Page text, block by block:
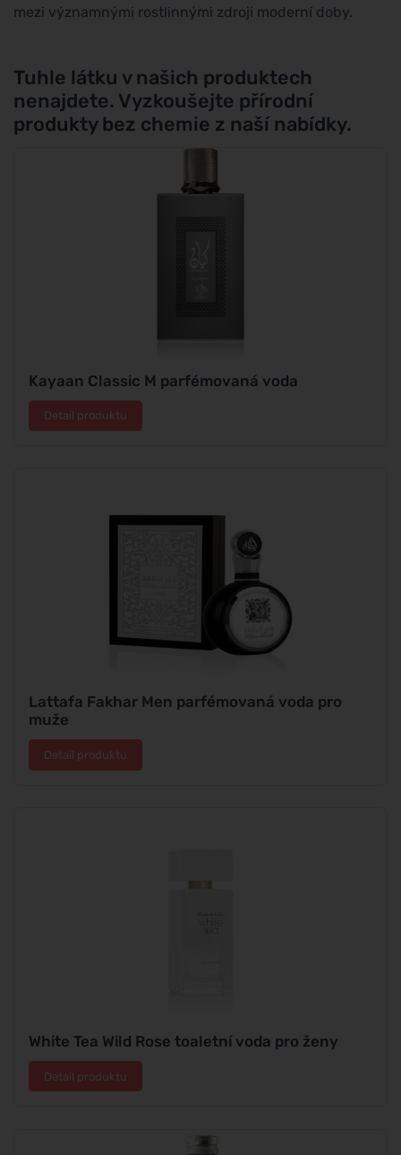
mezi významnými rostlinnými zdroji moderní doby.
Tuhle látku v našich produktech
nenajdete. Vyzkoušejte přírodní
produkty bez chemie z naší nabídky.
Kayaan Classic M parfémovaná voda
Detail produktu
Lattafa Fakhar Men parfémovaná voda pro
muže
Detail produktu
White Tea Wild Rose toaletní voda pro ženy
Detail produktu